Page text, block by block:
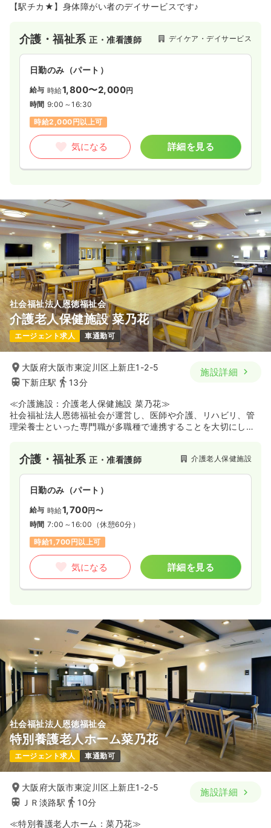
【駅チカ★】身体障がい者のデイサービスです♪
介護・福祉系正・准看護師 デイケア・デイサービス
日勤のみ（パート）
給与 時給1,800〜2,000円
時間 9:00～16:30
時給2,000円以上可
気になる 詳細を見る
社会福祉法人恩徳福祉会
介護老人保健施設 菜乃花
エージェント求人 車通勤可
大阪府大阪市東淀川区上新庄1-2-5
下新庄駅
13分
施設詳細
≪介護施設：介護老人保健施設 菜乃花≫
社会福祉法人恩徳福祉会が運営し、医師や介護、リハビリ、管
理栄養士といった専門職が多職種で連携することを大切にして
り、子育て支援手当やマイカー通勤の相談も可能なため、ご家
庭をお持ちの方や着実にキャリアを積み上げたい方に適した環
境です。
介護・福祉系正・准看護師 介護老人保健施設
日勤のみ（パート）
給与 時給1,700円〜
時間 7:00～16:00 （休憩60分）
時給1,700円以上可
気になる 詳細を見る
社会福祉法人恩徳福祉会
特別養護老人ホーム菜乃花
エージェント求人 車通勤可
大阪府大阪市東淀川区上新庄1-2-5
ＪＲ淡路駅
10分
施設詳細
≪特別養護老人ホーム：菜乃花≫